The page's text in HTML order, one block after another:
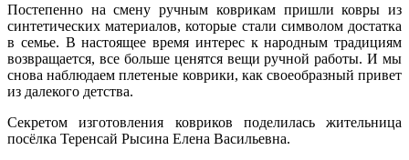
Постепенно на смену ручным коврикам пришли ковры из
синтетических материалов, которые стали символом достатка
в семье. В настоящее время интерес к народным традициям
возвращается, все больше ценятся вещи ручной работы. И мы
снова наблюдаем плетеные коврики, как своеобразный привет
из далекого детства.
Секретом изготовления ковриков поделилась жительница
посёлка Теренсай Рысина Елена Васильевна.